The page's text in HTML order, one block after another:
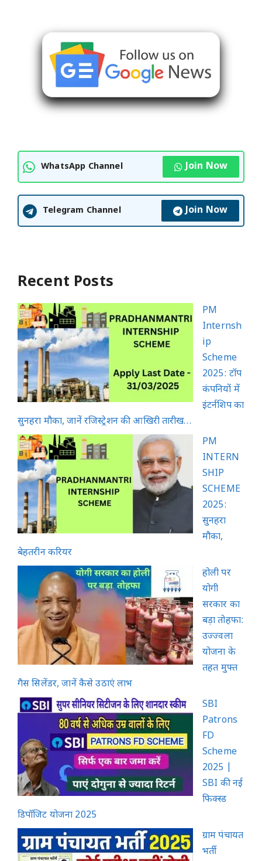
WhatsApp Channel Join Now
Telegram Channel Join Now
Recent Posts
PM
Internsh
ip
Scheme
2025: टॉप
कंपनियों में
इंटर्नशिप का
सुनहरा मौका, जानें रजिस्ट्रेशन की आखिरी तारीख…
PM
INTERN
SHIP
SCHEME
2025:
सुनहरा
मौका,
बेहतरीन करियर
होली पर
योगी
सरकार का
बड़ा तोहफा:
उज्ज्वला
योजना के
तहत मुफ्त
गैस सिलेंडर, जानें कैसे उठाएं लाभ
SBI
Patrons
FD
Scheme
2025 |
SBI की नई
फिक्स्ड
डिपॉजिट योजना 2025
ग्राम पंचायत
भर्ती